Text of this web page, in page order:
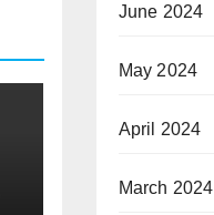
June 2024
May 2024
April 2024
March 2024